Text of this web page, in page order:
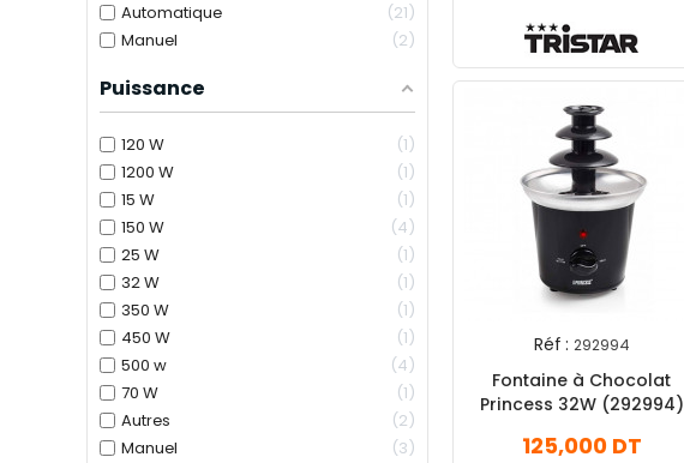
Automatique
21
Manuel
2
Puissance
120 W
1
1200 W
1
15 W
1
150 W
4
25 W
1
32 W
1
350 W
1
450 W
1
500 w
4
70 W
1
Autres
2
Manuel
3
Réf : 292994
Fontaine à Chocolat
Princess 32W (292994)
125,000 DT